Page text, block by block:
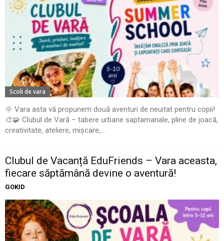
Scoli de vara
🌞 Vara asta vă propunem două aventuri de neuitat pentru copii!
🎨🧩 Clubul de Vară – tabere urbane saptamanale, pline de joacă,
creativitate, ateliere, mișcare,...
Clubul de Vacanță EduFriends – Vara aceasta,
fiecare săptămână devine o aventură!
GOKID